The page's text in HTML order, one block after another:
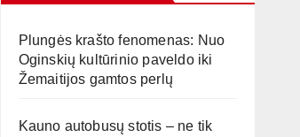
Plungės krašto fenomenas: Nuo
Oginskių kultūrinio paveldo iki
Žemaitijos gamtos perlų
Kauno autobusų stotis – ne tik